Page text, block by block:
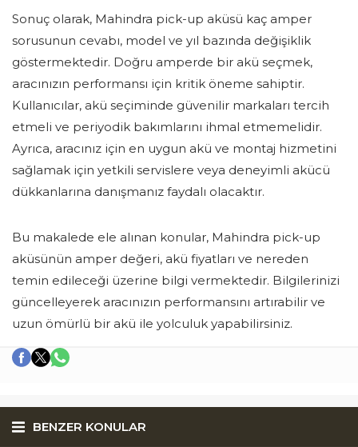
Sonuç olarak, Mahindra pick-up aküsü kaç amper
sorusunun cevabı, model ve yıl bazında değişiklik
göstermektedir. Doğru amperde bir akü seçmek,
aracınızın performansı için kritik öneme sahiptir.
Kullanıcılar, akü seçiminde güvenilir markaları tercih
etmeli ve periyodik bakımlarını ihmal etmemelidir.
Ayrıca, aracınız için en uygun akü ve montaj hizmetini
sağlamak için yetkili servislere veya deneyimli akücü
dükkanlarına danışmanız faydalı olacaktır.
Bu makalede ele alınan konular, Mahindra pick-up
aküsünün amper değeri, akü fiyatları ve nereden
temin edileceği üzerine bilgi vermektedir. Bilgilerinizi
güncelleyerek aracınızın performansını artırabilir ve
uzun ömürlü bir akü ile yolculuk yapabilirsiniz.
BENZER KONULAR